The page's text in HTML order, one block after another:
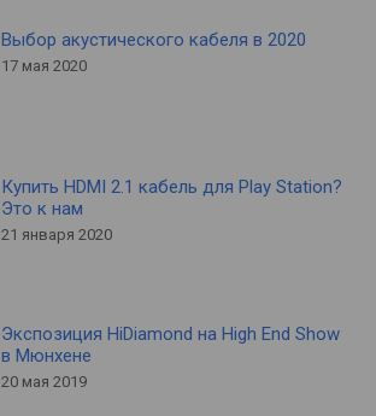
Выбор акустического кабеля в 2020
17 мая 2020
Купить HDMI 2.1 кабель для Play Station?
Это к нам
21 января 2020
Экспозиция HiDiamond на High End Show
в Мюнхене
20 мая 2019